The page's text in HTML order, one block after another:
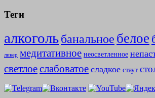
Теги
алкогольбанальное белое
ликер медитативное неосветленное
светлоеслабоватое сладкое стаут